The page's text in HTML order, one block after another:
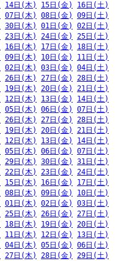
14日(木) 15日(金)
16日(土)
07日(木) 08日(金)
09日(土)
30日(木) 01日(金)
02日(土)
23日(木) 24日(金)
25日(土)
16日(木) 17日(金)
18日(土)
09日(木) 10日(金)
11日(土)
02日(木) 03日(金)
04日(土)
26日(木) 27日(金)
28日(土)
19日(木) 20日(金)
21日(土)
12日(木) 13日(金)
14日(土)
05日(木) 06日(金)
07日(土)
26日(木) 27日(金)
28日(土)
19日(木) 20日(金)
21日(土)
12日(木) 13日(金)
14日(土)
05日(木) 06日(金)
07日(土)
29日(木) 30日(金)
31日(土)
22日(木) 23日(金)
24日(土)
15日(木) 16日(金)
17日(土)
08日(木) 09日(金)
10日(土)
01日(木) 02日(金)
03日(土)
25日(木) 26日(金)
27日(土)
18日(木) 19日(金)
20日(土)
11日(木) 12日(金)
13日(土)
04日(木) 05日(金)
06日(土)
27日(木) 28日(金)
29日(土)